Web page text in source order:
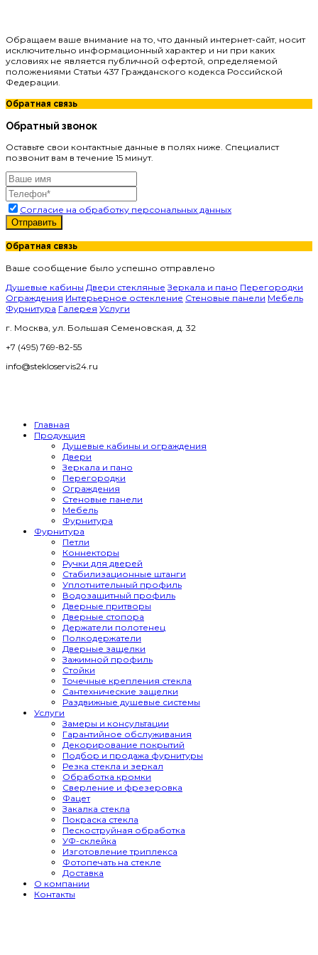
Обращаем ваше внимание на то, что данный интернет-сайт, носит
исключительно информационный характер и ни при каких
условиях не является публичной офертой, определяемой
положениями Статьи 437 Гражданского кодекса Российской
Федерации.
Обратная связь
Обратный звонок
Оставьте свои контактные данные в полях ниже. Специалист
позвонит вам в течение 15 минут.
Согласие на обработку персональных данных
Отправить
Обратная связь
Ваше сообщение было успешно отправлено
Душевые кабины Двери стекляные Зеркала и пано Перегородки
Ограждения Интерьерное остекление Стеновые панели Мебель
Фурнитура Галерея Услуги
г. Москва, ул. Большая Семеновская, д. 32
+7 (495) 769-82-55
info@stekloservis24.ru
Главная
Продукция
Душевые кабины и ограждения
Двери
Зеркала и пано
Перегородки
Ограждения
Стеновые панели
Мебель
Фурнитура
Фурнитура
Петли
Коннекторы
Ручки для дверей
Стабилизационные штанги
Уплотнительный профиль
Водозащитный профиль
Дверные притворы
Дверные стопора
Держатели полотенец
Полкодержатели
Дверные защелки
Зажимной профиль
Стойки
Точечные крепления стекла
Сантехнические защелки
Раздвижные душевые системы
Услуги
Замеры и консультации
Гарантийное обслуживания
Декорирование покрытий
Подбор и продажа фурнитуры
Резка стекла и зеркал
Обработка кромки
Сверление и фрезеровка
Фацет
Закалка стекла
Покраска стекла
Пескоструйная обработка
УФ-склейка
Изготовление триплекса
Фотопечать на стекле
Доставка
О компании
Контакты